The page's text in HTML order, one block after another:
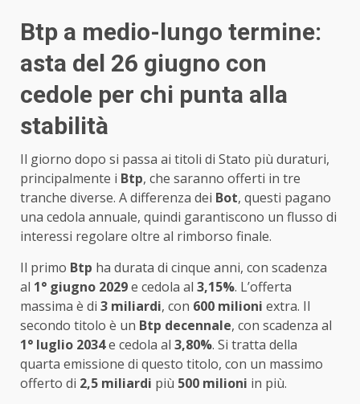
Btp a medio-lungo termine:
asta del 26 giugno con
cedole per chi punta alla
stabilità
Il giorno dopo si passa ai titoli di Stato più duraturi,
principalmente i Btp, che saranno offerti in tre
tranche diverse. A differenza dei Bot, questi pagano
una cedola annuale, quindi garantiscono un flusso di
interessi regolare oltre al rimborso finale.
Il primo Btp ha durata di cinque anni, con scadenza
al 1° giugno 2029e cedola al 3,15%. L’offerta
massima è di 3 miliardi, con 600 milioni extra. Il
secondo titolo è un Btp decennale, con scadenza al
1° luglio 2034e cedola al 3,80%. Si tratta della
quarta emissione di questo titolo, con un massimo
offerto di 2,5 miliardi più 500 milioni in più.